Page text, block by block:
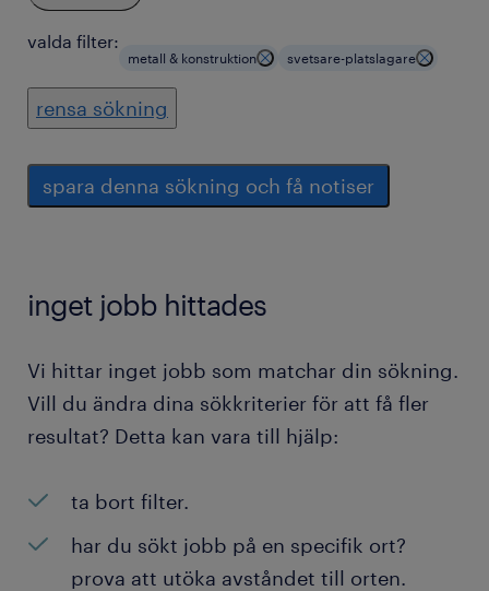
valda filter:
metall & konstruktion svetsare-platslagare
rensa sökning
spara denna sökning och få notiser
inget jobb hittades
Vi hittar inget jobb som matchar din sökning.
Vill du ändra dina sökkriterier för att få fler
resultat? Detta kan vara till hjälp:
ta bort filter.
har du sökt jobb på en specifik ort?
prova att utöka avståndet till orten.